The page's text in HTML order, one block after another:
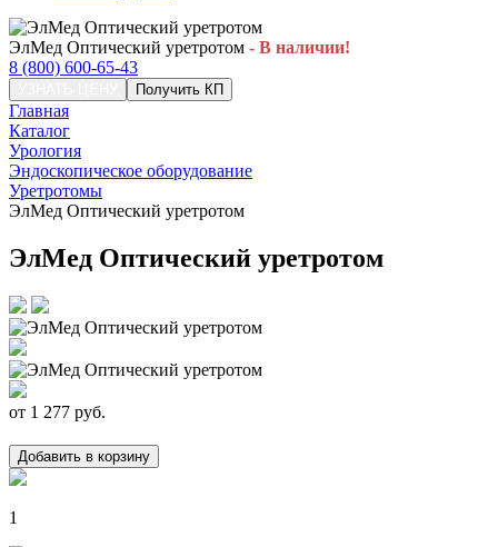
ЭлМед Оптический уретротом - В наличии!
8 (800) 600-65-43
Получить КП
Главная
Каталог
Урология
Эндоскопическое оборудование
Уретротомы
ЭлМед Оптический уретротом
ЭлМед Оптический уретротом
от 1 277 руб.
Добавить в корзину
1